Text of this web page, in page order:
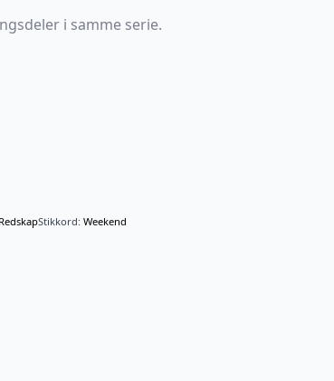
i samme serie.
RedskapStikkord: Weekend